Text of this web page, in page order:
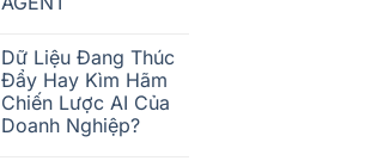
Dữ Liệu Đang Thúc
Đẩy Hay Kìm Hãm
Chiến Lược AI Của
Doanh Nghiệp?